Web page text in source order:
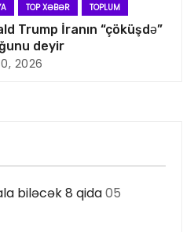
TOP XƏBƏR TOPLUM
Trump İranın “çöküşdə”
deyir
2026
biləcək 8 qida05